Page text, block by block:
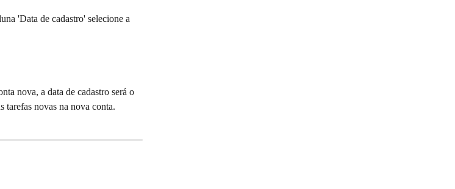
'Data de cadastro' selecione a
nova, a data de cadastro será o
tarefas novas na nova conta.